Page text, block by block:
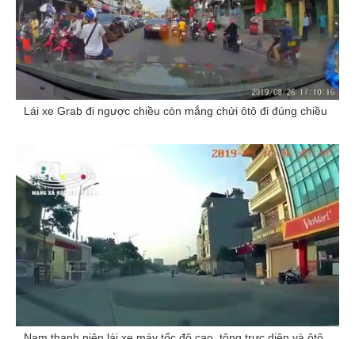
Lái xe Grab đi ngược chiều còn mắng chửi ôtô đi đúng chiều